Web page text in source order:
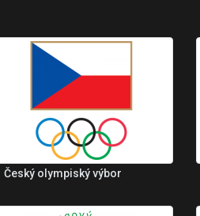
Český olympiský výbor